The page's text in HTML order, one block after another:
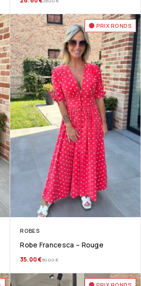
PRIX RONDS
ROBES
Robe Francesca – Rouge
50.00€
35.00€